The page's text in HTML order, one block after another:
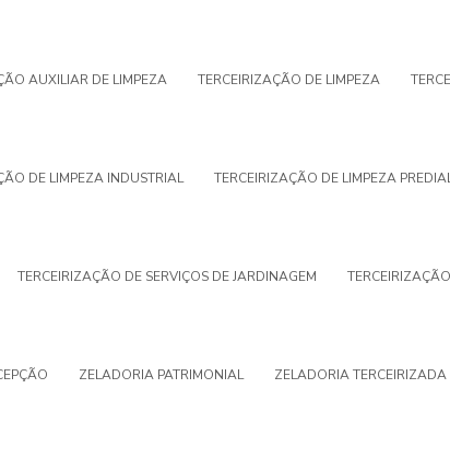
AUXILIAR DE LIMPEZA TERCEIRIZAÇÃO DE LIMPEZA
DE LIMPEZA INDUSTRIAL TERCEIRIZAÇÃO DE LIMPEZA
TERCEIRIZAÇÃO DE SERVIÇOS DE JARDINAGEM
ZELADORIA PATRIMONIAL ZELADORIA TERCEIRIZADA